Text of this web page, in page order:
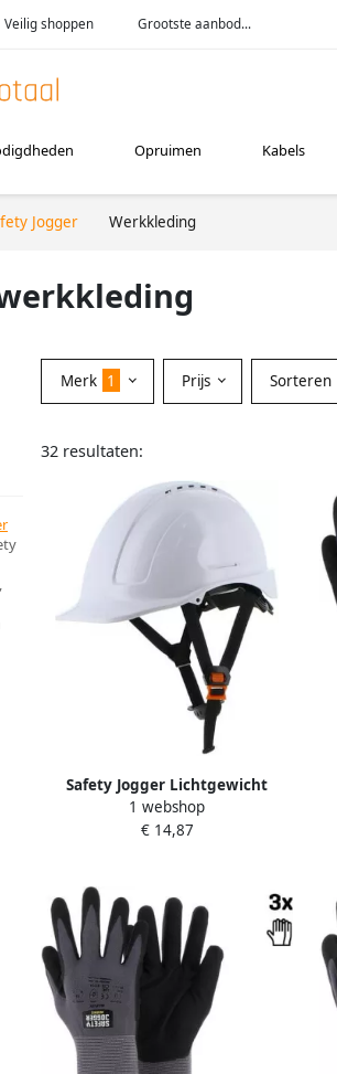
Veilig shoppen Grootste aanbod...
Opruimen Kabels
Jogger Werkkleding
Merk 1 Prijs Sorteren
32 resultaten:
Safety Jogger Lichtgewicht
veiligheidshelm | Wit |
Universeel SW8001UNI
1 webshop
€ 14,87